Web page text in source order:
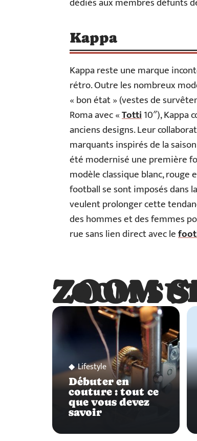
Kappa
Kappa reste une marque
rétro. Outre les nombreux
« bon état » (vestes de
Roma avec «Totti10″), Kappa
anciens designs. Leur
marquants inspirés de la
été modernisé une première
modèle classique blanc,
football se sont imposés dans
veulent prolonger cette
des hommes et des femmes
rue sans lien direct avec le
ZOOM
ZOOM
Lifestyle
Débuter en
couture : tout ce
que vous devez
savoir